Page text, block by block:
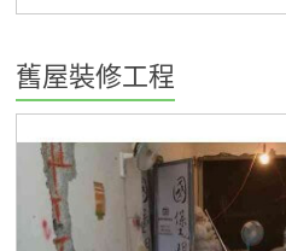
舊屋裝修工程